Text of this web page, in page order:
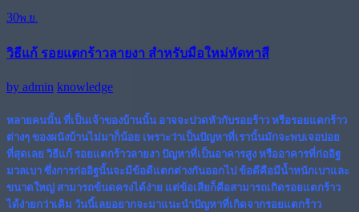
30พ.ย.
วิธีแก้ รอยแตกร้าวลายงา สำหรับมือใหม่หัดทาสี
by admin knowledge
หลายคนนั้น ที่เป็นเจ้าของบ้านนั้น อาจจะปวดหัวกับรอยร้าว หรือรอยแตกร้าว
ต่างๆ ของผนังบ้านไม่มาก็น้อย เพราะว่าเป็นปัญหาที่เรานั้นมักจะพบเจอบ่อย
ที่สุดเลยวิธีแก้ รอยแตกร้าวลายงา ปัญหาที่เป็นอาคารสูง หรืออาคารที่ก่ออิฐ
มวลเบา ซึ่งการก่ออิฐนั้นจะมีข้อดีแตกต่างกันออกไป ข้อดีคือมีน้ำหนักเบาและ
ขนาดใหญ่ สามารถข้นดครงได้ง่าย แต่ข้อเสียก็คือสามารถเกิดรอยแตกร้าว
ได้ง่ายกว่าเดิม วันนี้เลยอยากจะมาแนะนำปัญหาที่เกิดจากรอยแตกร้าว